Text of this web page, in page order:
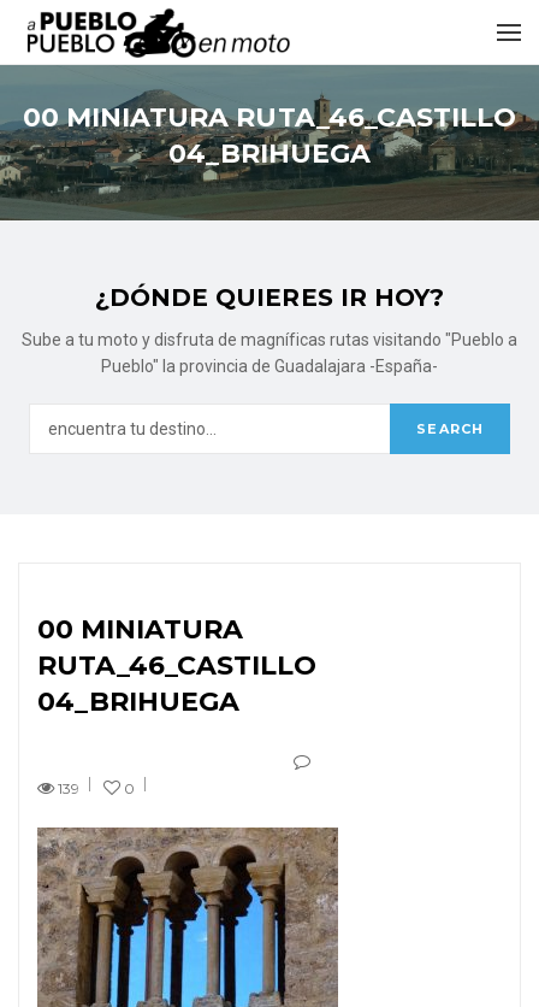
00 MINIATURA RUTA_46_CASTILLO
04_BRIHUEGA
¿DÓNDE QUIERES IR HOY?
Sube a tu moto y disfruta de magníficas rutas visitando "Pueblo a
Pueblo" la provincia de Guadalajara -España-
00 MINIATURA
RUTA_46_CASTILLO
04_BRIHUEGA
139 0